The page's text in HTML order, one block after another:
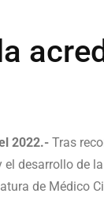
2022.- Tras
desarrollo de
de Médico